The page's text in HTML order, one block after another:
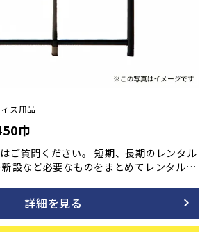
ス用品
巾
ご質問ください。 短期、長期のレンタル
設など必要なものをまとめてレンタル
詳細を見る